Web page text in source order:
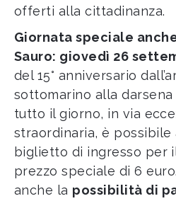
offerti alla cittadinanza.
Giornata speciale
Sauro: giovedì 26
del 15° anniversario
sottomarino alla darsena
tutto il giorno, in via
straordinaria, è possibile
biglietto di ingresso per
prezzo speciale di 6
anche la possibilità di